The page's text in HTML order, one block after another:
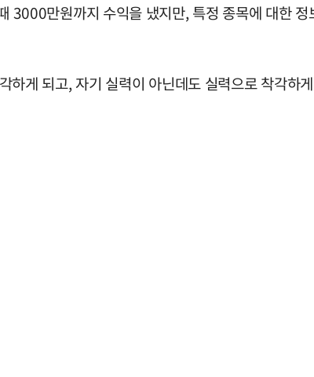
만원까지 수익을 냈지만, 특정 종목에 대한
게 되고, 자기 실력이 아닌데도 실력으로 착각하